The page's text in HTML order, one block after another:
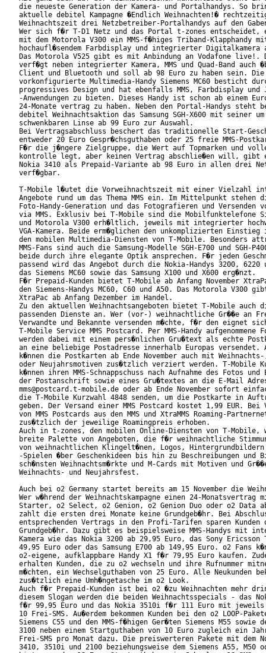
die neueste Generation der Kamera- und Portalhandys. So
aktuelle debitel Kampagne �Endlich Weihnachten!�
Weihnachtszeit drei Netzbetreiber-Portalhandys auf den
Wer sich f�r T-D1 Netz und das Portal t-zones entscheidet,
mit dem Motorola V300 ein MMS-f�higes Triband-Klapphandy
hochaufl�sendem Farbdisplay und integrierter Digitalkamera
Das Motorola V525 gibt es mit Anbindung an Vodafone live!.
verf�gt neben integrierter Kamera, MMS und Quad-Band auch
Client und Bluetooth und soll ab 98 Euro zu haben sein. Die
vorkonfigurierte Multimedia-Handy Siemens MC60 besticht
progressives Design und hat ebenfalls MMS, Farbdisplay und
-Anwendungen zu bieten. Dieses Handy ist schon ab einem
24-Monate vertrag zu haben. Neben den Portal-Handys steht
debitel Weihnachtsaktion das Samsung SGH-X600 mit seiner um
schwenkbaren Linse ab 99 Euro zur Auswahl.
Bei Vertragsabschluss beschert das traditionelle Start-
entweder 20 Euro Gespr�chsguthaben oder 25 freie MMS-
F�r die j�ngere Zielgruppe, die Wert auf Topmarken und
kontrolle legt, aber keinen Vertrag abschlie�en will, gibt
Nokia 3410 als Prepaid-Variante ab 98 Euro in allen drei
verf�gbar.
T-Mobile l�utet die Vorweihnachtszeit mit einer Vielzahl
Angebote rund um das Thema MMS ein. Im Mittelpunkt stehen
Foto-Handy-Generation und das Fotografieren und Versenden
via MMS. Exklusiv bei T-Mobile sind die Mobilfunktelefone
und Motorola V300 erh�ltlich, jeweils mit integrierter
VGA-Kamera. Beide erm�glichen den unkomplizierten
den mobilen Multimedia-Diensten von T-Mobile. Besonders
MMS-Fans sind auch die Samsung-Modelle SGH-E700 und SGH-
beide durch ihre elegante Optik ansprechen. F�r jeden
passend wird das Angebot durch die Nokia-Handys 3200, 6220
das Siemens MC60 sowie das Samsung X100 und X600 erg�nzt.
F�r Prepaid-Kunden bietet T-Mobile ab Anfang November
den Siemens-Handys MC60, C60 und A50. Das Motorola V300
XtraPac ab Anfang Dezember im Handel.
Zu den aktuellen Weihnachtsangeboten bietet T-Mobile auch
passenden Dienste an. Wer (vor-) weihnachtliche Gr��e an
Verwandte und Bekannte versenden m�chte, f�r den eignet
T-Mobile Service MMS Postcard. Per MMS-Handy aufgenommene
werden dabei mit einem pers�nlichen Gru�text als echte
an eine beliebige Postadresse innerhalb Europas versendet.
k�nnen die Postkarten ab Ende November auch mit
oder Neujahrsmotiven zus�tzlich verziert werden. T-Mobile
k�nnen ihren MMS-Schnappschuss nach Aufnahme des Fotos und
der Postanschrift sowie eines Gru�textes an die E-Mail
mms@postcard.t-mobile.de oder ab Ende November sofort
die T-Mobile Kurzwahl 4848 senden, um die Postkarte in
geben. Der Versand einer MMS Postcard kostet 1,99 EUR. Bei
von MMS Postcards aus den MMS und XtraMMS Roaming-
zus�tzlich der jeweilige Roamingpreis erhoben.
Auch in t-zones, den mobilen Online-Diensten von T-Mobile,
breite Palette von Angeboten, die f�r weihnachtliche
von weihnachtlichen Klingelt�nen, Logos, Hintergrundbildern
-Spielen �ber Geschenkideen bis hin zu Beschreibungen und
sch�nsten Weihnachtsm�rkte und M-Cards mit Motiven und
Weihnachts- und Neujahrsfest.
Auch bei o2 Germany startet bereits am 15 November die
Wer w�hrend der Weihnachtskampagne einen 24-Monatsvertrag
Starter, o2 Select, o2 Genion, o2 Genion Duo oder o2 Data
zahlt die ersten drei Monate keine Grundgeb�hr. Bei
entsprechenden Vertrags in den Profi-Tarifen sparen Kunden
Grundgeb�hr. Dazu gibt es beispielsweise MMS-Handys mit
Kamera wie das Nokia 3200 ab 29,95 Euro, das Sony Ericsson
49,95 Euro oder das Samsung E700 ab 149,95 Euro. o2 Fans
o2-eigene, aufklappbare Handy X1 f�r 79,95 Euro kaufen.
erhalten Kunden, die zu o2 wechseln und ihre Rufnummer
m�chten, ein Wechselguthaben von 25 Euro. Alle Neukunden
zus�tzlich eine Umh�ngetasche im o2 Look.
Auch f�r Prepaid-Kunden ist bei o2 �zu Weihnachten mehr
diesem Slogan werden die beiden Weihnachtsspecials - das
f�r 99,95 Euro und das Nokia 3510i f�r 111 Euro mit jeweils
10 Frei-SMS. Au�erdem bekommen Kunden bei den o2 LOOP-
Siemens C55 und den MMS-f�higen Ger�ten Siemens M55 sowie
3100 neben einem Startguthaben von 10 Euro zugleich ein
Frei-SMS pro Monat dazu. Die preiswerteren Pakete mit dem
3410, 3510i und 2100 beziehungsweise dem Siemens A55, M50